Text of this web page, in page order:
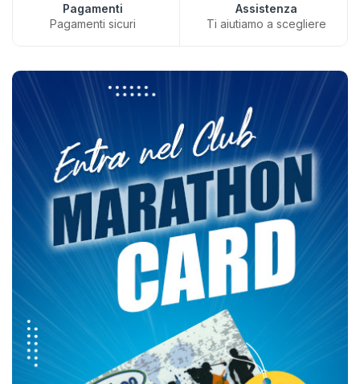
Pagamenti
Pagamenti sicuri
Assistenza
Ti aiutiamo a scegliere